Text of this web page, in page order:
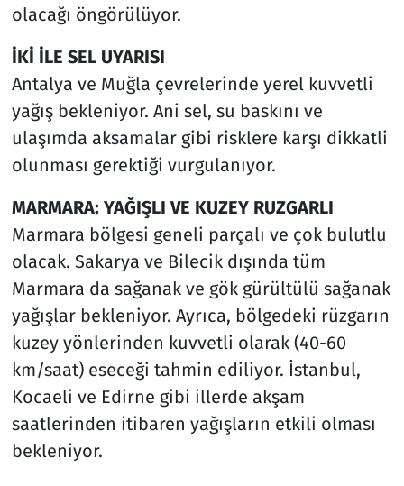
olacağı öngörülüyor.
İKİ İLE SEL UYARISI
Antalya ve Muğla çevrelerinde yerel kuvvetli
yağış bekleniyor. Ani sel, su baskını ve
ulaşımda aksamalar gibi risklere karşı dikkatli
olunması gerektiği vurgulanıyor.
MARMARA: YAĞIŞLI VE KUZEY RUZGARLI
Marmara bölgesi geneli parçalı ve çok bulutlu
olacak. Sakarya ve Bilecik dışında tüm
Marmara da sağanak ve gök gürültülü sağanak
yağışlar bekleniyor. Ayrıca, bölgedeki rüzgarın
kuzey yönlerinden kuvvetli olarak (40-60
km/saat) eseceği tahmin ediliyor. İstanbul,
Kocaeli ve Edirne gibi illerde akşam
saatlerinden itibaren yağışların etkili olması
bekleniyor.